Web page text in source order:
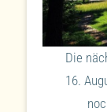
Die
16.